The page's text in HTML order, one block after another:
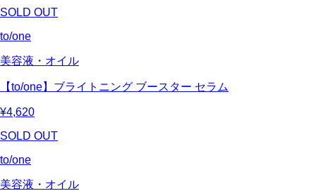
SOLD OUT
to/one
美容液・オイル
【to/one】ブライトニング ブースター セラム
¥4,620
SOLD OUT
to/one
美容液・オイル